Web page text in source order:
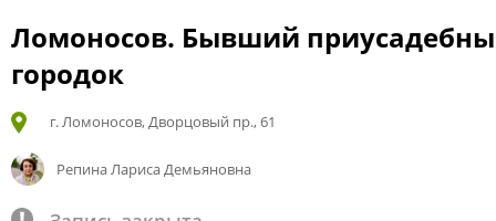
Ломоносов. Бывший
городок
г. Ломоносов, Дворцовый пр., 61
Репина Лариса Демьяновна